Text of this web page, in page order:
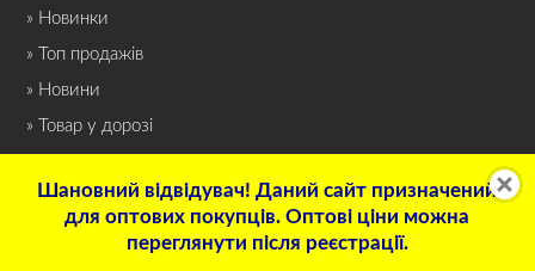
» Новинки
» Топ продажів
» Новини
» Товар у дорозі
Шановний відвідувач! Даний сайт призначений
для оптових покупців. Оптові ціни можна
переглянути після реєстрації.